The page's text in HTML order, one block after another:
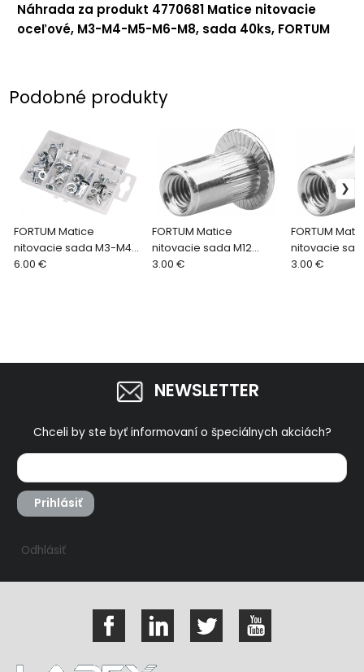
Náhrada za produkt 4770681 Matice nitovacie
oceľové, M3-M4-M5-M6-M8, sada 40ks, FORTUM
Podobné produkty
FORTUM Matice
nitovacie sada M3-M4-
M5-M6-M8 4770681
6.00 €
FORTUM Matice
nitovacie sada M12
4770689
3.00 €
FORTUM
nitovacie
4770683
3.00 €
NEWSLETTER
Chceli by ste byť informovaní o špeciálnych akciách?
Prihlásiť
Odhlásiť